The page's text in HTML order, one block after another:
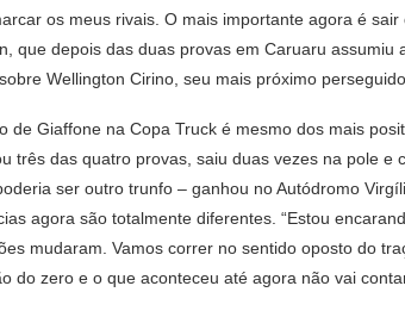
os meus rivais. O mais importante agora é
que depois das duas provas em Caruaru
Wellington Cirino, seu mais próximo
de Giaffone na Copa Truck é mesmo dos mais
três das quatro provas, saiu duas vezes na pole
ser outro trunfo – ganhou no Autódromo
agora são totalmente diferentes. “Estou
mudaram. Vamos correr no sentido oposto do
do zero e o que aconteceu até agora não vai